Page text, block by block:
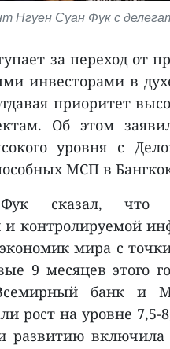
Нгуен Суан Фук с
за переход от
инвесторами в
приоритет
Об этом
уровня с
МСП в
сказал, что
и контролируемой
мира с
9 месяцев этого
банк и
рост на уровне
развитию